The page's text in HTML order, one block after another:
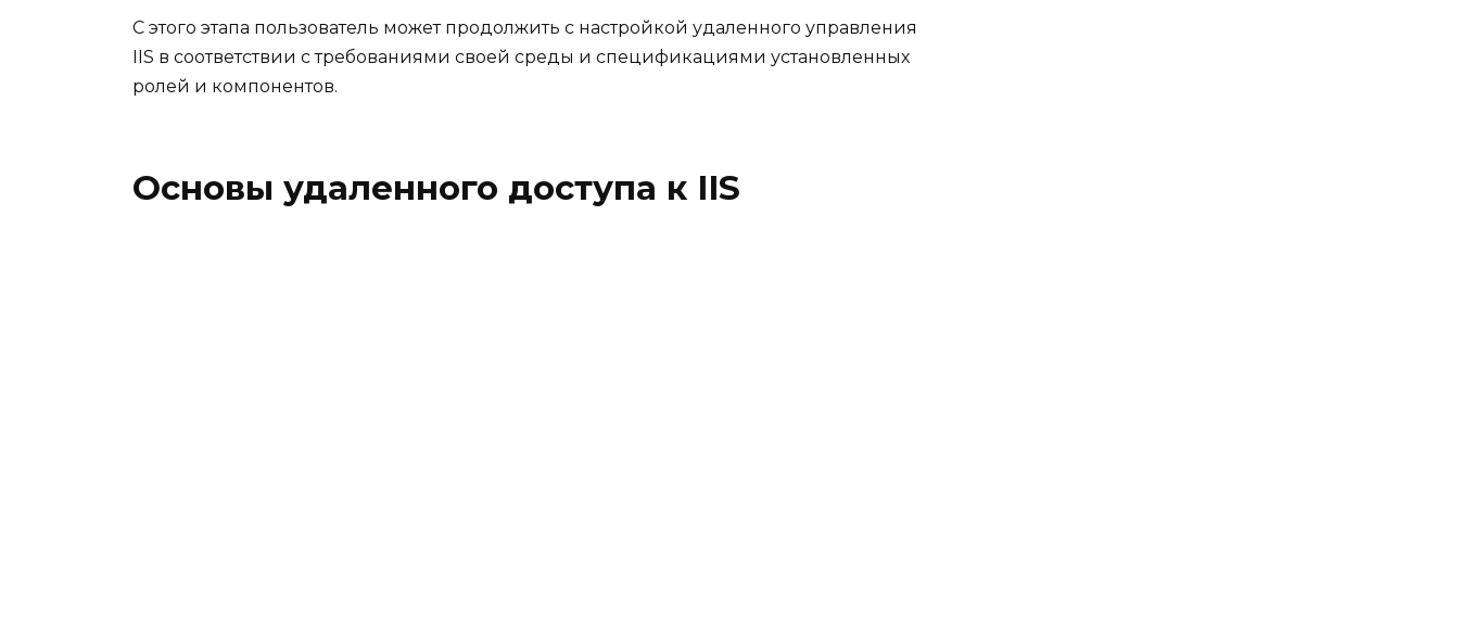
С этого этапа пользователь может продолжить с настройкой удаленного управления
IIS в соответствии с требованиями своей среды и спецификациями установленных
ролей и компонентов.
Основы удаленного доступа к IIS